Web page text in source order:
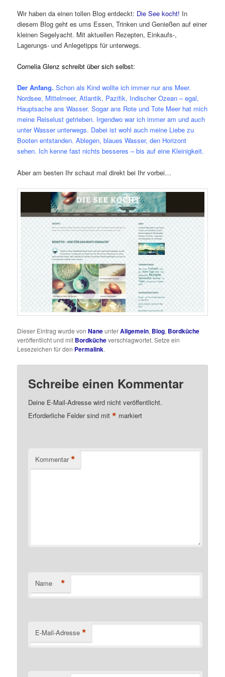
Wir haben da einen tollen Blog entdeckt: Die See kocht! In
diesem Blog geht es ums Essen, Trinken und Genießen auf einer
kleinen Segelyacht. Mit aktuellen Rezepten, Einkaufs-,
Lagerungs- und Anlegetipps für unterwegs.
Cornelia Glenz schreibt über sich selbst:
Der Anfang.Schon als Kind wollte ich immer nur ans Meer.
Nordsee, Mittelmeer, Atlantik, Pazifik, Indischer Ozean – egal,
Hauptsache ans Wasser. Sogar ans Rote und Tote Meer hat mich
meine Reiselust getrieben. Irgendwo war ich immer am und auch
unter Wasser unterwegs. Dabei ist wohl auch meine Liebe zu
Booten entstanden. Ablegen, blaues Wasser, den Horizont
sehen. Ich kenne fast nichts besseres – bis auf eine Kleinigkeit.
Aber am besten Ihr schaut mal direkt bei Ihr vorbei…
Dieser Eintrag wurde vonNaneunterAllgemein, Blog, Bordküche
veröffentlicht und mit Bordkücheverschlagwortet. Setze ein
Lesezeichen für den Permalink.
Schreibe einen Kommentar
Deine E-Mail-Adresse wird nicht veröffentlicht.
Erforderliche Felder sind mit* markiert
Kommentar *
Name *
E-Mail-Adresse *